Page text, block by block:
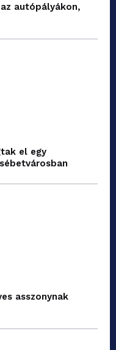
autópályákon,
el egy
asszonynak